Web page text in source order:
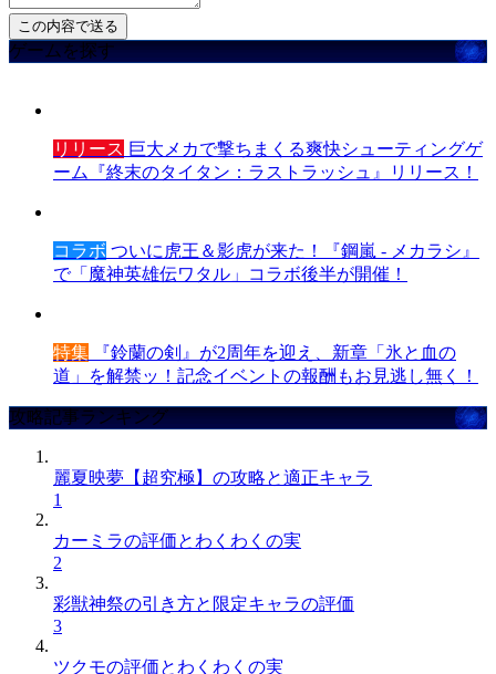
ゲームを探す
リリース 巨大メカで撃ちまくる爽快シューティングゲ
ーム『終末のタイタン：ラストラッシュ』リリース！
コラボ ついに虎王＆影虎が来た！『鋼嵐 - メカラシ』
で「魔神英雄伝ワタル」コラボ後半が開催！
特集 『鈴蘭の剣』が2周年を迎え、新章「氷と血の
道」を解禁ッ！記念イベントの報酬もお見逃し無く！
攻略記事ランキング
麗夏映夢【超究極】の攻略と適正キャラ
1
カーミラの評価とわくわくの実
2
彩獣神祭の引き方と限定キャラの評価
3
ツクモの評価とわくわくの実